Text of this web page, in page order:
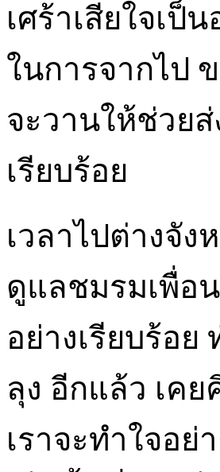
เศร้าเสียใจเป็
ในการจากไป
จะวานให้ช่วย
เรียบร้อย
เวลาไปต่างจั
ดูแลชมรมเพื่อ
อย่างเรียบร้อ
ลุง อีกแล้ว เค
เราจะทำใจอย่